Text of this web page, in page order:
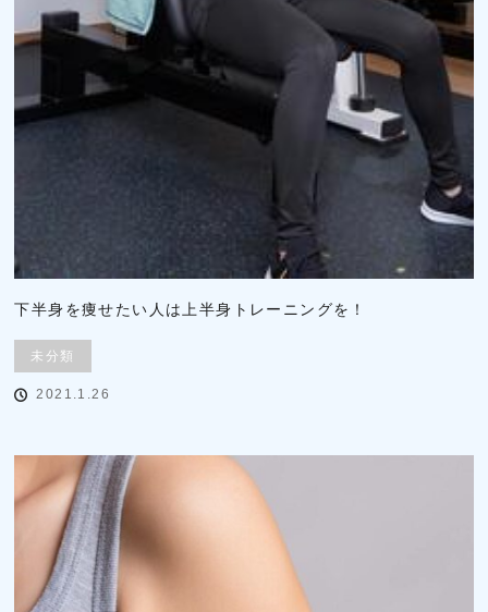
下半身を痩せたい人は上半身トレーニングを！
未分類
2021.1.26